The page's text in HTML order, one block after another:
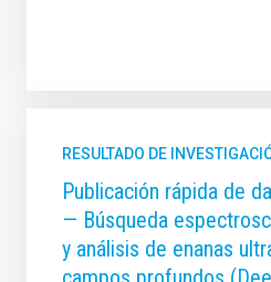
RESULTADO DE
Publicación rápida de
— Búsqueda
y análisis de enanas